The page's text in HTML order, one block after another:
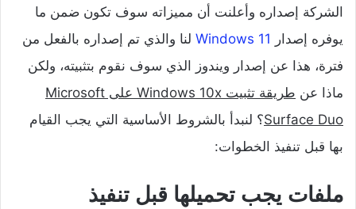
الشركة إصداره وأعلنت أن مميزاته سوف تكون ضمن ما
يوفره إصدار
لنا والذي تم إصداره بالفعل من
فترة، هذا عن إصدار ويندوز الذي سوف نقوم بتثبيته، ولكن
ماذا عن
طريقة تثبيت Windows 10x على Microsoft
Surface Duo؟ لنبدأ بالشروط الأساسية التي يجب القيام
بها قبل تنفيذ الخطوات:
ملفات يجب تحميلها قبل تنفيذ